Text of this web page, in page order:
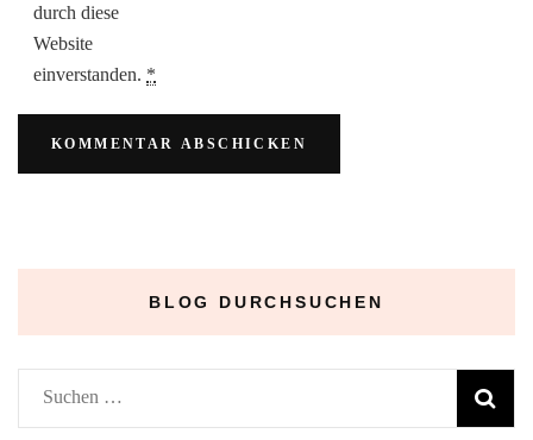
durch diese
Website
einverstanden. *
BLOG DURCHSUCHEN
Suchen
nach: